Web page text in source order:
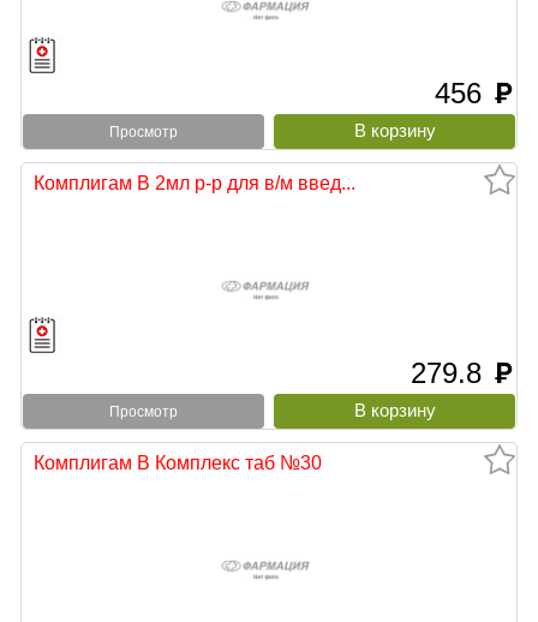
456 руб
Просмотр
Комплигам В 2мл р-р для в/м введ...
279.8 руб
Просмотр
Комплигам В Комплекс таб №30